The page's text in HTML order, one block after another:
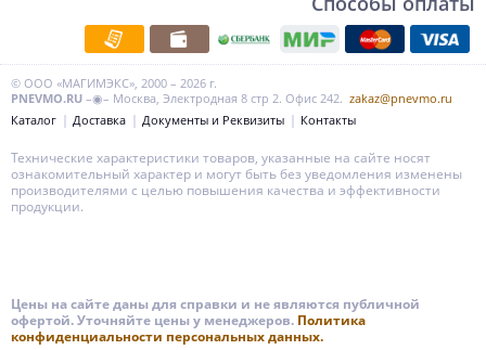
© ООО «МАГИМЭКС», 2000 – 2026 г.
PNEVMO.RU –◉– Москва, Электродная 8 стр 2. Офис 242. zakaz@pnevmo.ru
Каталог
Доставка Документы и Реквизиты Контакты
Технические характеристики товаров, указанные на сайте носят
ознакомительный характер и могут быть без уведомления изменены
производителями с целью повышения качества и эффективности
продукции.
Цены на сайте даны для справки и не являются публичной
офертой. Уточняйте цены у менеджеров. Политика
конфиденциальности персональных данных.